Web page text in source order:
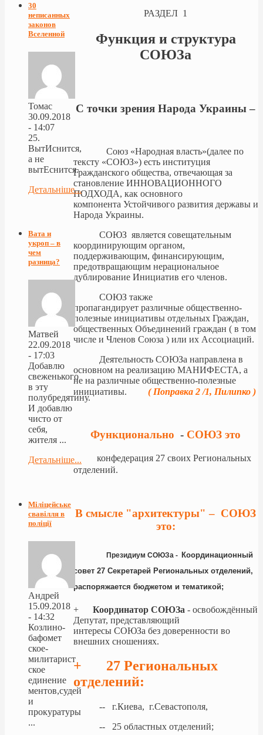
РАЗДЕЛ 1
Функция и структура
СОЮЗа
С точки зрения Народа Украины –
Союз «Народная власть»(далее по
тексту «СОЮЗ») есть институция
Гражданского общества, отвечающая за
становление ИННОВАЦИОННОГО
ПОДХОДА, как основного
компонента Устойчивого развития державы и
Народа Украины.
СОЮЗ является совещательным
координирующим органом,
поддерживающим, финансирующим,
предотвращающим нерациональное
дублирование Инициатив его членов.
СОЮЗ также
пропагандирует различные общественно-
полезные инициативы отдельных Граждан,
общественных Объединений граждан ( в том
числе и Членов Союза ) или их Ассоциаций.
Деятельность СОЮЗа направлена в
основном на реализацию МАНИФЕСТА, а
не на различные общественно-полезные
инициативы. ( Поправка 2 /1, Пилипко )
Функционально - СОЮЗ это
конфедерация 27 своих Региональных
отделений.
В смысле "архитектуры" – СОЮЗ
это:
Президиум СОЮЗа - Координационный
совет 27 Секретарей Региональных отделений,
распоряжается бюджетом и тематикой;
+ Координатор СОЮЗа - освобождённый
Депутат, представляющий
интересы СОЮЗа без доверенности во
внешних сношениях.
+ 27 Региональных
отделений:
-- г.Киева, г.Севастополя,
-- 25 областных отделений;
30
неписанных
законов
Вселенной
Томас
30.09.2018
- 14:07
25.
ВытИснится,
а не
вытЕснится.
Детальніше...
Вата и
укроп – в
чем
разница?
Матвей
22.09.2018
- 17:03
Добавлю
свеженького
в эту
полубредятину.
И добавлю
чисто от
себя,
жителя ...
Детальніше...
Міліцейське
свавілля в
поліції
Андрей
15.09.2018
- 14:32
Козлино-
бафомет
ское-
милитарист
ское
единение
ментов,судей
и
прокуратуры
...